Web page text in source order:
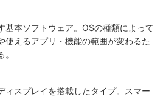
基本ソフトウェア。OSの種類によって
使えるアプリ・機能の範囲が変わるた
ィスプレイを搭載したタイプ。スマー